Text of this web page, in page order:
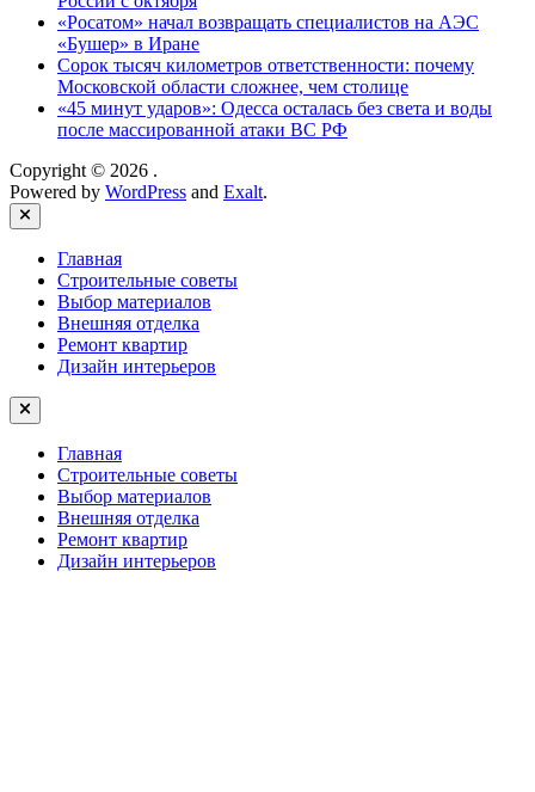
«Росатом» начал возвращать специалистов на АЭС
«Бушер» в Иране
Сорок тысяч километров ответственности: почему
Московской области сложнее, чем столице
«45 минут ударов»: Одесса осталась без света и воды
после массированной атаки ВС РФ
Copyright © 2026 .
Powered by WordPress and Exalt.
Close
Главная
Строительные советы
Выбор материалов
Внешняя отделка
Ремонт квартир
Дизайн интерьеров
Главная
Строительные советы
Выбор материалов
Внешняя отделка
Ремонт квартир
Дизайн интерьеров